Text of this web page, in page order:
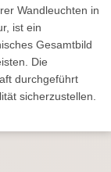
Wandleuchten in
ist ein
Gesamtbild
Die
durchgeführt
sicherzustellen.